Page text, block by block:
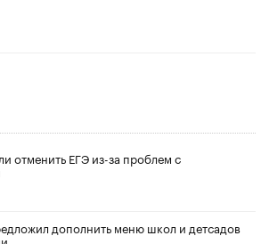
отменить ЕГЭ из-за проблем с
дополнить меню школ и детсадов